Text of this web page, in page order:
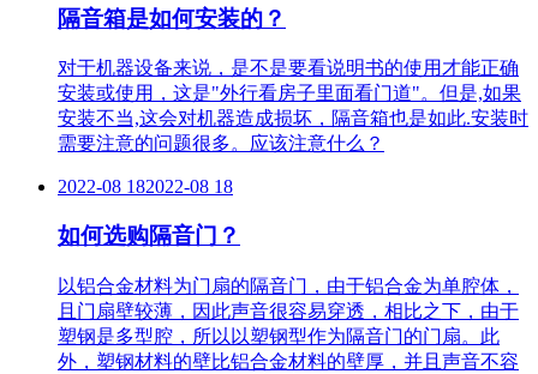
隔音箱是如何安装的？
对于机器设备来说，是不是要看说明书的使用才能正确
安装或使用，这是"外行看房子里面看门道"。但是,如果
安装不当,这会对机器造成损坏，隔音箱也是如此.安装时
需要注意的问题很多。应该注意什么？
2022-08 182022-08 18
如何选购隔音门？
以铝合金材料为门扇的隔音门，由于铝合金为单腔体，
且门扇壁较薄，因此声音很容易穿透，相比之下，由于
塑钢是多型腔，所以以塑钢型作为隔音门的门扇。此
外，塑钢材料的壁比铝合金材料的壁厚，并且声音不容